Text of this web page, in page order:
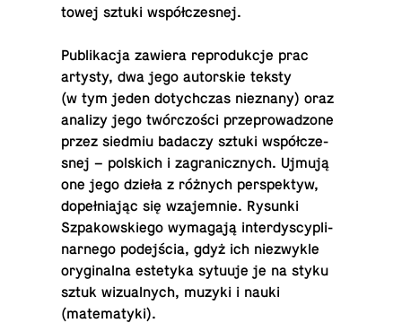
to­wej sztuki współczesnej.
Pu­bli­ka­cja zawiera re­pro­duk­cje prac
artysty, dwa jego au­tor­skie teksty
(w tym jeden do­tych­czas nie­zna­ny) oraz
analizy jego twór­czo­ści prze­pro­wa­dzo­ne
przez siedmiu badaczy sztuki współ­cze­
snej – pol­skich i za­gra­nicz­nych. Ujmują
one jego dzieła z różnych per­spek­tyw,
do­peł­nia­jąc się wza­jem­nie. Rysunki
Szpa­kow­skie­go wy­ma­ga­ją in­ter­dy­scy­pli­
nar­ne­go po­dej­ścia, gdyż ich nie­zwy­kle
ory­gi­nal­na es­te­ty­ka sytuuje je na styku
sztuk wi­zu­al­nych, muzyki i nauki
(matematyki).